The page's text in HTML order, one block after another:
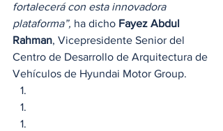
fortalecerá con esta innovadora
plataforma”, ha dicho Fayez Abdul
Rahman, Vicepresidente Senior del
Centro de Desarrollo de Arquitectura de
Vehículos de Hyundai Motor Group.